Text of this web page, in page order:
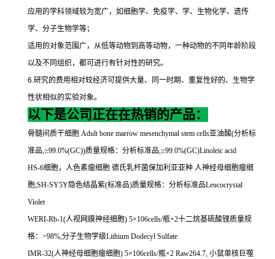
应用的学科领域较为宽广，如细胞学、免疫学、学、生物化学、遗传
学、分子生物学等；
适用的对象范围广，从低等动物到高等动物，一种动物的不同年龄阶段
以及不同组织，都可进行有针对性的研究。
6.研究的费用相对较经济可提供大量、同一时期、重复性好的、生物学
性状相似的实验对象。
以下是公司正在在热销的产品：
骨髓间质干细胞 Adult bone marrow mesenchymal stem cells亚油酸(分析标
准品,≥99.0%(GC))质量规格：分析标准品,≥99.0%(GC)Linoleic acid
HS-6细胞，人色素瘤细胞 德氏乳杆菌保加利亚亚种 人神经母细胞瘤细
胞;SH-SY5Y隐色结晶紫(标准品)质量规格：分析标准品Leucocrystal
Violet
WERI-Rb-1(人视网膜神经细胞) 5×106cells/瓶×2十二烷基硫酸锂质量规
格： >98%,分子生物学级Lithium Dodecyl Sulfate
IMR-32(人神经母细胞瘤细胞) 5×106cells/瓶×2 Raw264.7, 小鼠单核巨噬